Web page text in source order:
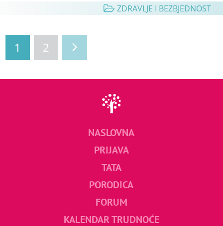
ZDRAVLJE I BEZBJEDNOST
1 2
NASLOVNA
PRIJAVA
TATA
PORODICA
FORUM
KALENDAR TRUDNOĆE